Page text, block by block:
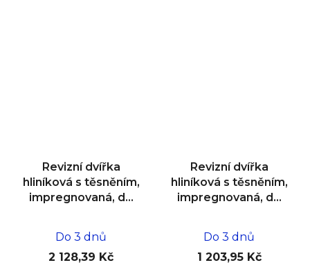
Revizní dvířka
hliníková s těsněním,
impregnovaná, do
Do 3 dnů
2 128,39 Kč
Revizní dvířka
hliníková s těsněním,
impregnovaná, do
Do 3 dnů
1 203,95 Kč